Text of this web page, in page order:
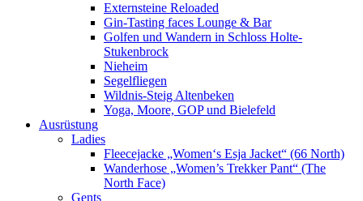
Externsteine Reloaded
Gin-Tasting faces Lounge & Bar
Golfen und Wandern in Schloss Holte-
Stukenbrock
Nieheim
Segelfliegen
Wildnis-Steig Altenbeken
Yoga, Moore, GOP und Bielefeld
Ausrüstung
Ladies
Fleecejacke „Women‘s Esja Jacket“ (66 North)
Wanderhose „Women’s Trekker Pant“ (The
North Face)
Gents